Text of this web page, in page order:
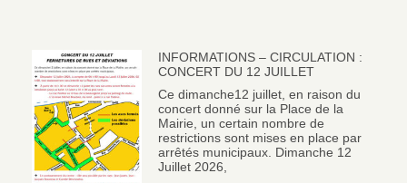
INFORMATIONS – CIRCULATION :
CONCERT DU 12 JUILLET
Ce dimanche12 juillet, en raison du
concert donné sur la Place de la
Mairie, un certain nombre de
restrictions sont mises en place par
arrêtés municipaux. Dimanche 12
Juillet 2026,